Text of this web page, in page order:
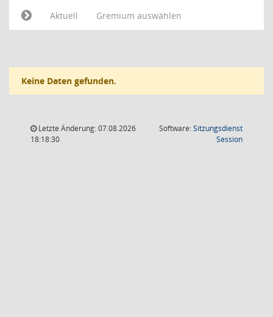
Aktuell
Gremium auswählen
Keine Daten gefunden.
Letzte Änderung: 07.08.2026
18:18:30
Software:Sitzungsdienst
Session(Wird in